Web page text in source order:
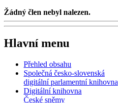
Žádný člen nebyl nalezen.
Hlavní menu
Přehled obsahu
Společná česko-slovenská
digitální parlamentní knihovna
Digitální knihovna
České sněmy